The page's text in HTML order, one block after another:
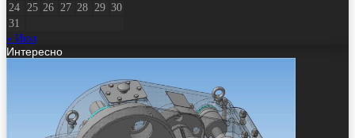
24
25 26 27 28 29 30
31
« Июл
Интересно